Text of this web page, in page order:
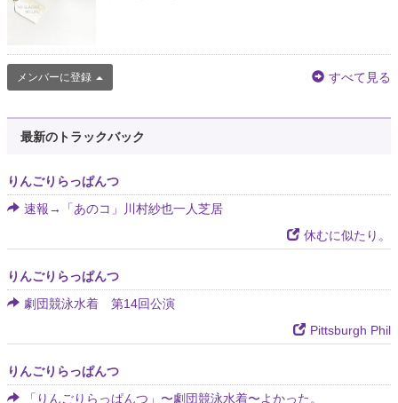
メンバーに登録 すべて見る
最新のトラックバック
りんごりらっぱんつ
速報→「あのコ」川村紗也一人芝居
休むに似たり。
りんごりらっぱんつ
劇団競泳水着 第14回公演
Pittsburgh Phil
りんごりらっぱんつ
「りんごりらっぱんつ」〜劇団競泳水着〜よかった。